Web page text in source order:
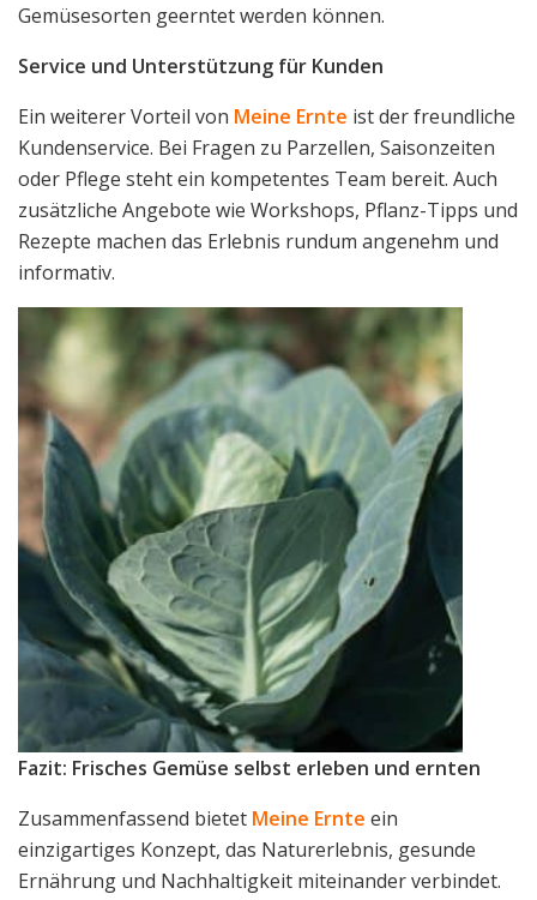
Gemüsesorten geerntet werden können.
Service und Unterstützung für Kunden
Ein weiterer Vorteil von Meine Ernte ist der freundliche
Kundenservice. Bei Fragen zu Parzellen, Saisonzeiten
oder Pflege steht ein kompetentes Team bereit. Auch
zusätzliche Angebote wie Workshops, Pflanz-Tipps und
Rezepte machen das Erlebnis rundum angenehm und
informativ.
Fazit: Frisches Gemüse selbst erleben und ernten
Zusammenfassend bietet Meine Ernte ein
einzigartiges Konzept, das Naturerlebnis, gesunde
Ernährung und Nachhaltigkeit miteinander verbindet.